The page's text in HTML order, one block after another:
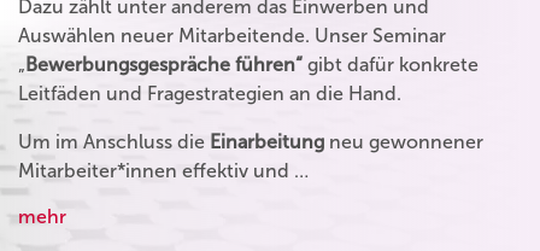
Dazu zählt unter anderem das Einwerben und
Auswählen neuer Mitarbeitende. Unser Seminar
„Bewerbungsgespräche führen“ gibt dafür konkrete
Leitfäden und Fragestrategien an die Hand.
Um im Anschluss die Einarbeitung neu gewonnener
Mitarbeiter*innen effektiv und …
mehr